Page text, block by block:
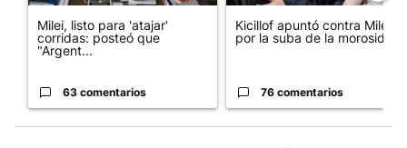
Milei, listo para 'atajar'
corridas: posteó que
"Argent...
63 comentarios
Kicillof apuntó contra Milei
por la suba de la morosida...
76 comentarios